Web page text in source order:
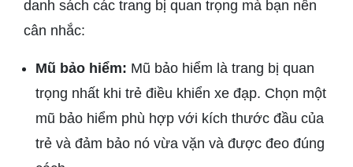
danh sách các trang bị quan trọng mà bạn nên
cân nhắc:
Mũ bảo hiểm: Mũ bảo hiểm là trang bị quan
trọng nhất khi trẻ điều khiển xe đạp. Chọn một
mũ bảo hiểm phù hợp với kích thước đầu của
trẻ và đảm bảo nó vừa vặn và được đeo đúng